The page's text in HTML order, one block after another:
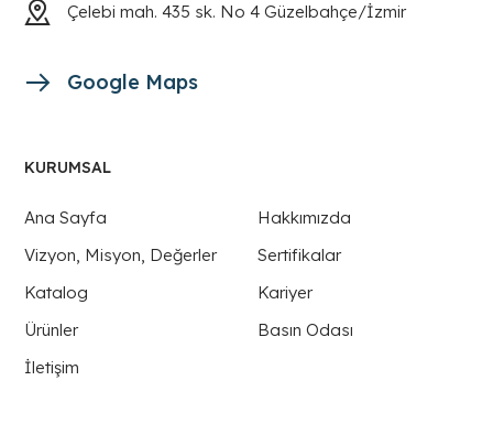
Çelebi mah. 435 sk. No 4 Güzelbahçe/İzmir
Google Maps
KURUMSAL
Ana Sayfa
Hakkımızda
Vizyon, Misyon, Değerler
Sertifikalar
Katalog
Kariyer
Ürünler
Basın Odası
İletişim